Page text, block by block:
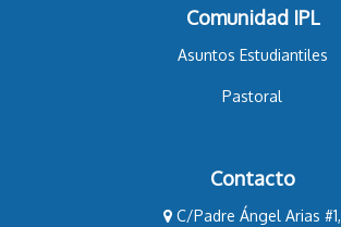
Comunidad IPL
Asuntos Estudiantiles
Pastoral
Contacto
C/Padre Ángel Arias #1,